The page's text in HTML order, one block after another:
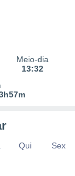
Meio-dia
13:32
Qui Sex